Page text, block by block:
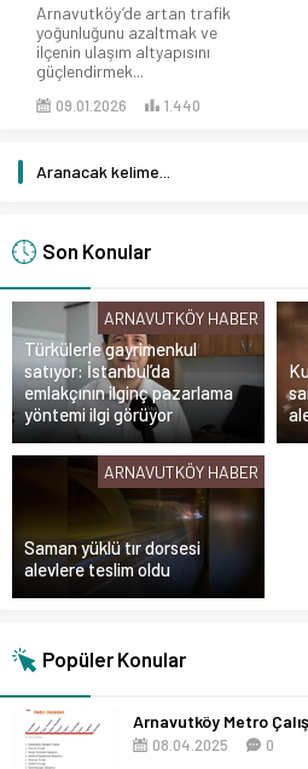
Arnavutköy’de artan trafik
yoğunluğunu azaltmak ve
ilçenin ulaşım altyapısını
güçlendirmek...
09.01.2026 1.440
Son Konular
ARNAVUTKÖY HABER
Türkülerle gayrimenkul
satıyor: İstanbul’da
emlakçının ilginç pazarlama
yöntemi ilgi görüyor
ARNAVUTKÖY HABER
Saman yüklü tır dorsesi
alevlere teslim oldu
Popüler Konular
Arnavutköy Metro
08.04.2025 0